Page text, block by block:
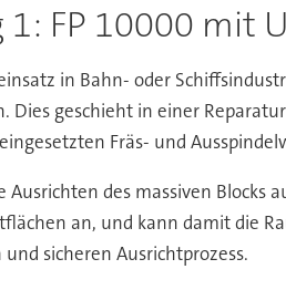
1: FP 10000 mit
in Bahn- oder
Dies geschieht in einer
Fräs- und
Ausrichten des massiven
an, und kann damit die
sicheren Ausrichtprozess.